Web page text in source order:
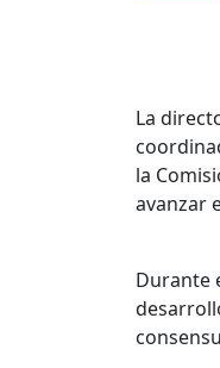
La
la
avanzar
Durante